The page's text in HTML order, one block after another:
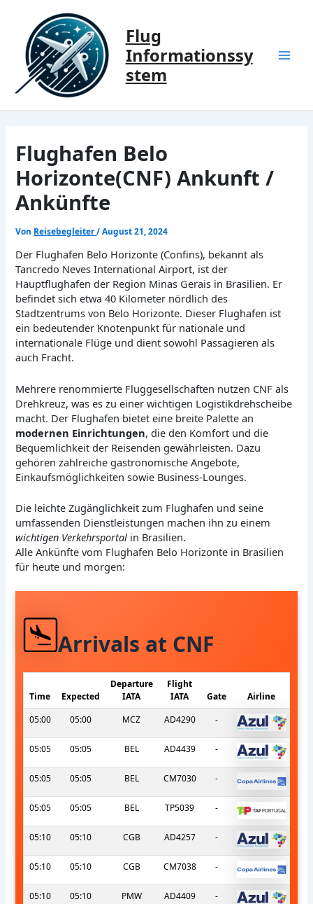
springen
Flug
Informationssy
stem
Flughafen Belo
Horizonte(CNF) Ankunft /
Ankünfte
Von Reisebegleiter/August 21, 2024
Der Flughafen Belo Horizonte (Confins), bekannt als
Tancredo Neves International Airport, ist der
Hauptflughafen der Region Minas Gerais in Brasilien. Er
befindet sich etwa 40 Kilometer nördlich des
Stadtzentrums von Belo Horizonte. Dieser Flughafen ist
ein bedeutender Knotenpunkt für nationale und
internationale Flüge und dient sowohl Passagieren als
auch Fracht.
Mehrere renommierte Fluggesellschaften nutzen CNF als
Drehkreuz, was es zu einer wichtigen Logistikdrehscheibe
macht. Der Flughafen bietet eine breite Palette an
modernen Einrichtungen, die den Komfort und die
Bequemlichkeit der Reisenden gewährleisten. Dazu
gehören zahlreiche gastronomische Angebote,
Einkaufsmöglichkeiten sowie Business-Lounges.
Die leichte Zugänglichkeit zum Flughafen und seine
umfassenden Dienstleistungen machen ihn zu einem
wichtigen Verkehrsportal in Brasilien.
Alle Ankünfte vom Flughafen Belo Horizonte in Brasilien
für heute und morgen:
Arrivals at CNF
Time Expected
Departure
IATA
Flight
IATA
Gate
Airline
05:00
05:00 MCZ AD4290 -
05:05 05:05 BEL AD4439 -
05:05 05:05 BEL CM7030 -
05:05 05:05 BEL TP5039 -
05:10 05:10 CGB AD4257 -
05:10 05:10 CGB CM7038 -
05:10 05:10 PMW AD4409 -